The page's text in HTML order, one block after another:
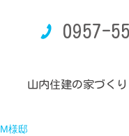
0957-
山内住建の家づくり
M様邸